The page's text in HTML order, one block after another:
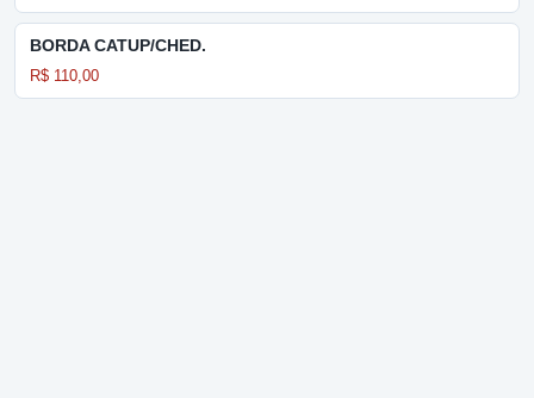
BORDA CATUP/CHED.
R$ 110,00